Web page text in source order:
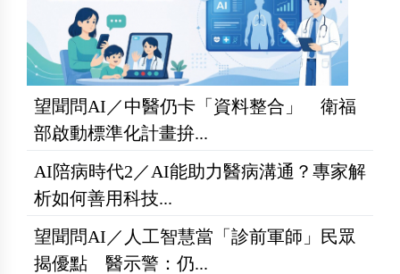
望聞問AI／中醫仍卡「資料整合」 衛福
部啟動標準化計畫拚...
AI陪病時代2／AI能助力醫病溝通？專家解
析如何善用科技...
望聞問AI／人工智慧當「診前軍師」民眾
揭優點 醫示警：仍...